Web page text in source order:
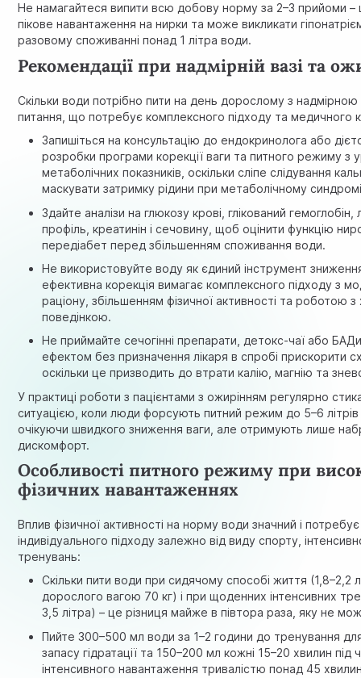
Не намагайтеся випити всю добову норму за 2–3 прийоми
пікове навантаження на нирки та може викликати
разовому споживанні понад 1 літра води.
Рекомендації при надмірній вазі та
Скільки води потрібно пити на день дорослому з
питання, що потребує комплексного підходу та медичного
Запишіться на консультацію до ендокринолога або
розробки програми корекції ваги та питного режиму з
метаболічних показників, оскільки сліпе слідування
маскувати затримку рідини при метаболічному
Здайте аналізи на глюкозу крові, глікований гемоглобін,
профіль, креатинін і сечовину, щоб оцінити функцію
передіабет перед збільшенням споживання води.
Не використовуйте воду як єдиний інструмент
ефективна корекція вимагає комплексного підходу з
раціону, збільшенням фізичної активності та роботою
поведінкою.
Не приймайте сечогінні препарати, детокс-чаї або
ефектом без призначення лікаря в спробі прискорити
оскільки це призводить до втрати калію, магнію та
У практиці роботи з пацієнтами з ожирінням регулярно
ситуацією, коли люди форсують питний режим до 5–6
очікуючи швидкого зниження ваги, але отримують лише
дискомфорт.
Особливості питного режиму при
фізичних навантаженнях
Вплив фізичної активності на норму води значний і потребує
індивідуального підходу залежно від виду спорту,
тренувань:
Скільки пити води при сидячому способі життя (1,8–2,2
дорослого вагою 70 кг) і при щоденних інтенсивних
3,5 літра) – це різниця майже в півтора раза, яку не
Пийте 300–500 мл води за 1–2 години до тренування
запасу гідратації та 150–200 мл кожні 15–20 хвилин під
інтенсивного навантаження тривалістю понад 45